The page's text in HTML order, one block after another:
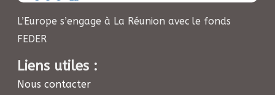
L’Europe s’engage à La Réunion avec le fonds
FEDER
Liens utiles :
Nous contacter